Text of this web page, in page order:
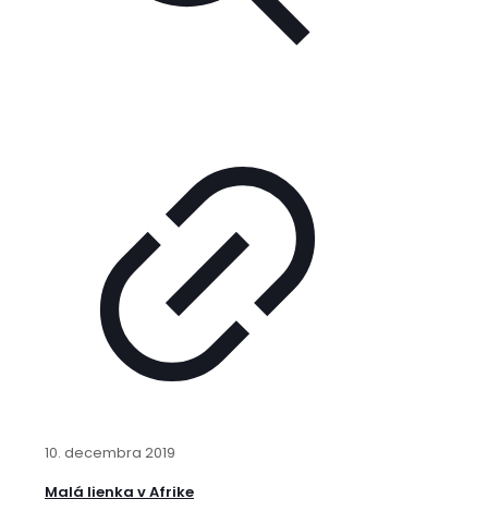
10. decembra 2019
Malá lienka v Afrike